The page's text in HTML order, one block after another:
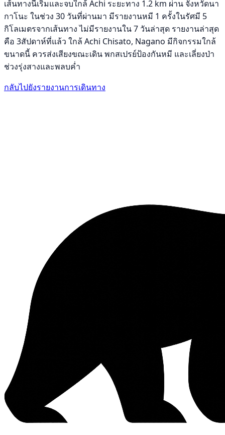
เส้นทางนี้เริ่มและจบใกล้ Achi ระยะทาง 1.2 km ผ่าน จังหวัดนา
กาโนะ ในช่วง 30 วันที่ผ่านมา มีรายงานหมี 1 ครั้งในรัศมี 5
กิโลเมตรจากเส้นทาง ไม่มีรายงานใน 7 วันล่าสุด รายงานล่าสุด
คือ 3สัปดาห์ที่แล้ว ใกล้ Achi Chisato, Nagano มีกิจกรรมใกล้
ขนาดนี้ ควรส่งเสียงขณะเดิน พกสเปรย์ป้องกันหมี และเลี่ยงป่า
ช่วงรุ่งสางและพลบค่ำ
กลับไปยังรายงานการเดินทาง